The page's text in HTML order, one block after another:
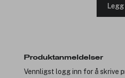
Produktanmeldelser
Vennligst logg inn for å skrive